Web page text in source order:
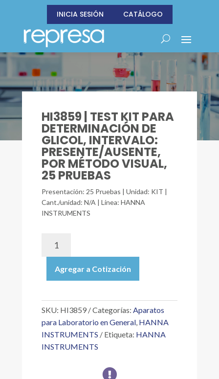
INICIA SESIÓN CATÁLOGO
HI3859 | TEST KIT PARA
DETERMINACIÓN DE
GLICOL, INTERVALO:
PRESENTE/AUSENTE,
POR MÉTODO VISUAL,
25 PRUEBAS
Presentación: 25 Pruebas | Unidad: KIT |
Cant./unidad: N/A | Línea: HANNA
INSTRUMENTS
PARA
DE
INTERVALO:
PRESENTE/AUSENTE,
POR
Agregar a Cotización
SKU: HI3859 Categorías: Aparatos
para Laboratorio en General, HANNA
INSTRUMENTS
Etiqueta: HANNA
INSTRUMENTS
